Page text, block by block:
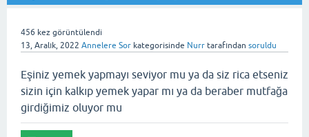
456 kez görüntülendi
13, Aralık, 2022 Annelere Sor kategorisinde Nurr tarafından soruldu
Eşiniz yemek yapmayı seviyor mu ya da siz rica etseniz
sizin için kalkıp yemek yapar mı ya da beraber mutfağa
girdiğimiz oluyor mu